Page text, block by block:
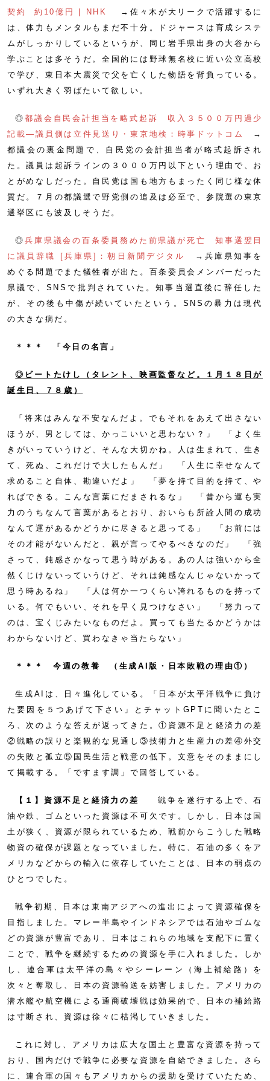
契約 約10億円 | NHK
→佐々木が大リークで活躍するに
は、体力もメンタルもまだ不十分。ドジャースは育成システ
ムがしっかりしているというが、同じ岩手県出身の大谷から
学ぶことは多そうだ。全国的には野球無名校に近い公立高校
で学び、東日本大震災で父を亡くした物語を背負っている。
いずれ大きく羽ばたいて欲しい。
◎都議会自民会計担当を略式起訴 収入３５００万円過少
記載―議員側は立件見送り・東京地検：時事ドットコム
→
都議会の裏金問題で、自民党の会計担当者が略式起訴され
た。議員は起訴ラインの３０００万円以下という理由で、お
とがめなしだった。自民党は国も地方もまったく同じ様な体
質だ。７月の都議選で野党側の追及は必至で、参院選の東京
選挙区にも波及しそうだ。
◎兵庫県議会の百条委員務めた前県議が死亡 知事選翌日
に議員辞職 [兵庫県]：朝日新聞デジタル
→兵庫県知事を
めぐる問題でまた犠牲者が出た。百条委員会メンバーだった
県議で、SNSで批判されていた。知事当選直後に辞任した
が、その後も中傷が続いていたという。SNSの暴力は現代
の大きな病だ。
＊＊＊ 「今日の名言」
◎ビートたけし（タレント、映画監督など。１月１８日が
誕生日、７８歳 ）
「将来はみんな不安なんだよ。でもそれをあえて出さない
ほうが、男としては、かっこいいと思わない？」 「よく生
きがいっていうけど、そんな大切かね。人は生まれて、生き
て、死ぬ、これだけで大したもんだ」 「人生に幸せなんて
求めること自体、勘違いだよ」 「夢を持て目的を持て、や
ればできる。こんな言葉にだまされるな」 「昔から運も実
力のうちなんて言葉があるとおり、おいらも所詮人間の成功
なんて運があるかどうかに尽きると思ってる」 「お前には
その才能がないんだと、親が言ってやるべきなのだ」 「強
さって、鈍感さかなって思う時がある。あの人は強いから全
然くじけないっていうけど、それは鈍感なんじゃないかって
思う時あるね」 「人は何か一つくらい誇れるものを持って
いる。何でもいい、それを早く見つけなさい」 「努力って
のは、宝くじみたいなものだよ。買っても当たるかどうかは
わからないけど、買わなきゃ当たらない」
＊＊＊ 今週の教養 （生成AI版・日本敗戦の理由①）
生成AIは、日々進化している。「日本が太平洋戦争に負け
た要因を５つあげて下さい」とチャットGPTに聞いたとこ
ろ、次のような答えが返ってきた。①資源不足と経済力の差
②戦略の誤りと楽観的な見通し③技術力と生産力の差④外交
の失敗と孤立⑤国民生活と戦意の低下。文意をそのままにし
て掲載する。「ですます調」で回答している。
【１】資源不足と経済力の差戦争を遂行する上で、石
油や鉄、ゴムといった資源は不可欠です。しかし、日本は国
土が狭く、資源が限られているため、戦前からこうした戦略
物資の確保が課題となっていました。特に、石油の多くをア
メリカなどからの輸入に依存していたことは、日本の弱点の
ひとつでした。
戦争初期、日本は東南アジアへの進出によって資源確保を
目指しました。マレー半島やインドネシアでは石油やゴムな
どの資源が豊富であり、日本はこれらの地域を支配下に置く
ことで、戦争を継続するための資源を手に入れました。しか
し、連合軍は太平洋の島々やシーレーン（海上補給路）を
次々と奪取し、日本の資源輸送を妨害しました。アメリカの
潜水艦や航空機による通商破壊戦は効果的で、日本の補給路
は寸断され、資源は徐々に枯渇していきました。
これに対し、アメリカは広大な国土と豊富な資源を持って
おり、国内だけで戦争に必要な資源を自給できました。さら
に、連合軍の国々もアメリカからの援助を受けていたため、